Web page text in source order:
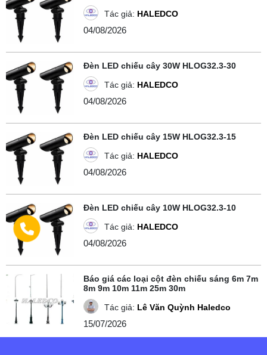
Tác giả: HALEDCO
04/08/2026
Đèn LED chiếu cây 30W HLOG32.3-30
Tác giả: HALEDCO
04/08/2026
Đèn LED chiếu cây 15W HLOG32.3-15
Tác giả: HALEDCO
04/08/2026
Đèn LED chiếu cây 10W HLOG32.3-10
Tác giả: HALEDCO
04/08/2026
Báo giá các loại cột đèn chiếu sáng 6m 7m
8m 9m 10m 11m 25m 30m
Tác giả: Lê Văn Quỳnh Haledco
15/07/2026